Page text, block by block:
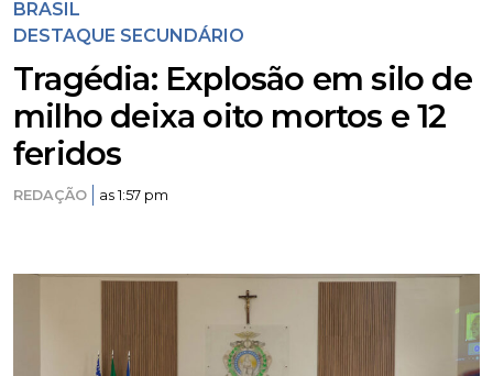
BRASIL
DESTAQUE SECUNDÁRIO
Tragédia: Explosão em silo de
milho deixa oito mortos e 12
feridos
REDAÇÃO as 1:57 pm